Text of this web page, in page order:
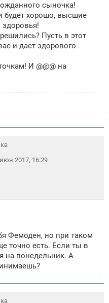
сыночка!
будет хорошо, высшие
здоровья!
Пусть в этот
и даст здорового
И @@@ на
2017, 16:29
Фемоден, но при таком
точно есть. Если ты в
на понедельник. А